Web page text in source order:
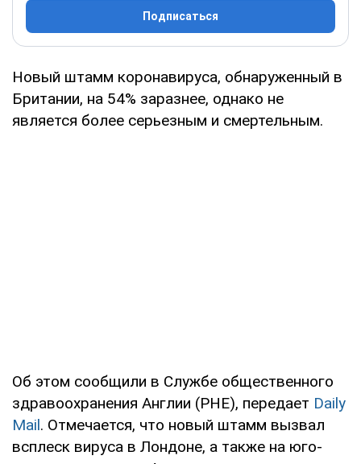
Подписаться
Новый штамм коронавируса, обнаруженный в
Британии, на 54% заразнее, однако не
является более серьезным и смертельным.
Об этом сообщили в Службе общественного
здравоохранения Англии (PHE), передает Daily
Mail. Отмечается, что новый штамм вызвал
всплеск вируса в Лондоне, а также на юго-